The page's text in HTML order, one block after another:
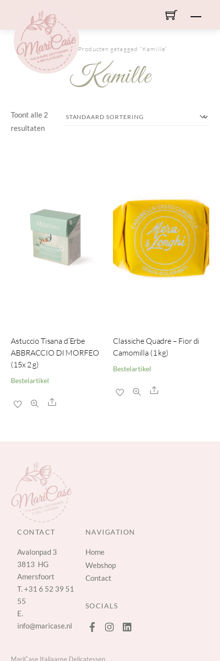
content
HOME / Producten getagged “Kamille”
Kamille
Toont alle 2
resultaten
Astuccio Tisana d’Erbe
ABBRACCIO DI MORFEO
(15x 2 g)
Bestelartikel
Share
Classiche Quadre – Fior di
Camomilla (1 kg)
Bestelartikel
Share
CONTACT
Avalonpad 3
3813 HG
Amersfoort
T.+31 6 52 39 51
55
E.
info@maricase.nl
NAVIGATION
Home
Webshop
Contact
SOCIALS
MariCase Italiaanse Delicatessen